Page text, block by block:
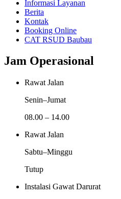
Informasi Layanan
Berita
Kontak
Booking Online
CAT RSUD Baubau
Jam Operasional
Rawat Jalan
Senin–Jumat
08.00 – 14.00
Rawat Jalan
Sabtu–Minggu
Tutup
Instalasi Gawat Darurat